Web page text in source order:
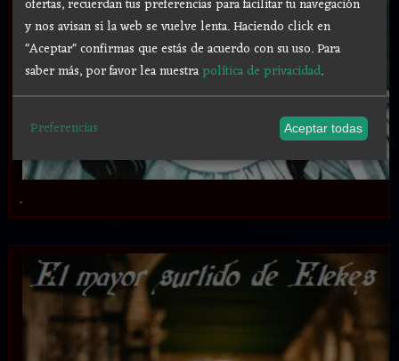
.
ofertas, recuerdan tus preferencias para facilitar tu navegación
y nos avisan si la web se vuelve lenta. Haciendo click en
"Aceptar" confirmas que estás de acuerdo con su uso.Para
saber más, por favor lea nuestrapolítica de privacidad.
Preferencias Aceptar todas